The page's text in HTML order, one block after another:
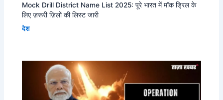
Mock Drill District Name List 2025: पूरे भारत में मॉक ड्रिल के
लिए ज़रूरी ज़िलों की लिस्ट जारी
देश